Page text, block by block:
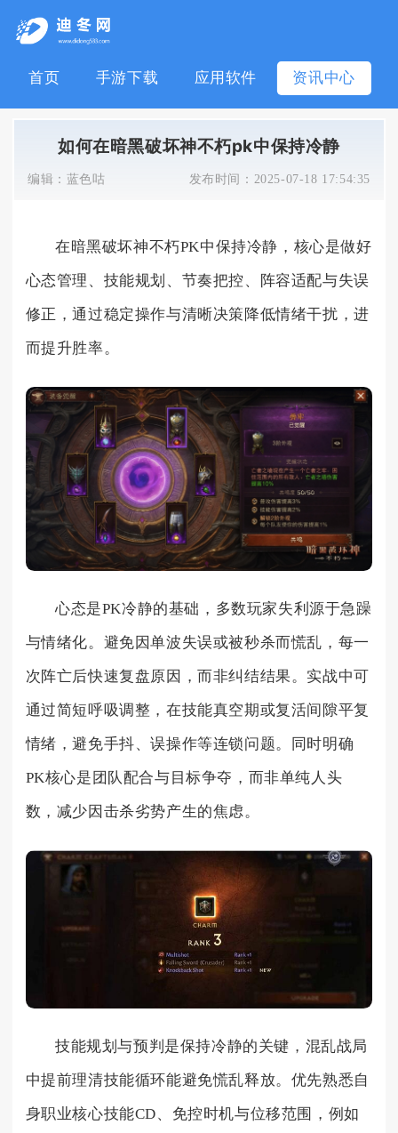
首页 手游下载 应用软件 资讯中心
如何在暗黑破坏神不朽pk中保持冷静
编辑： 蓝色咕 发布时间： 2025-07-18 17:54:35
在暗黑破坏神不朽PK中保持冷静，核心是做好
心态管理、技能规划、节奏把控、阵容适配与失误
修正，通过稳定操作与清晰决策降低情绪干扰，进
而提升胜率。
心态是PK冷静的基础，多数玩家失利源于急躁
与情绪化。避免因单波失误或被秒杀而慌乱，每一
次阵亡后快速复盘原因，而非纠结结果。实战中可
通过简短呼吸调整，在技能真空期或复活间隙平复
情绪，避免手抖、误操作等连锁问题。同时明确
PK核心是团队配合与目标争夺，而非单纯人头
数，减少因击杀劣势产生的焦虑。
技能规划与预判是保持冷静的关键，混乱战局
中提前理清技能循环能避免慌乱释放。优先熟悉自
身职业核心技能CD、免控时机与位移范围，例如